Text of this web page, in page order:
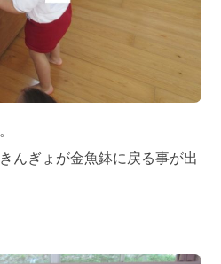
んぎょが金魚鉢に戻る事が出